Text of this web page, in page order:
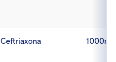
Ceftriaxona